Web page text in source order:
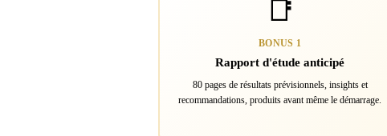
📑
BONUS 1
Rapport d'étude anticipé
80 pages de résultats prévisionnels, insights et
recommandations, produits avant même le démarrage.